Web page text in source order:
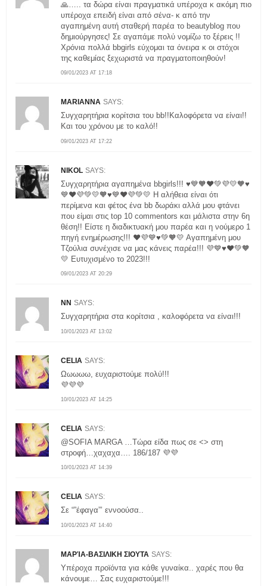
09/01/2023 AT 17:18
🙏….. τα δώρα είναι πραγματικά υπέροχα κ ακόμη πιο
υπέροχα επειδή είναι από σένα- κ από την
αγαπημένη αυτή σταθερή παρέα το beautyblog που
δημιούργησες! Σε αγαπάμε πολύ νομίζω το ξέρεις !!
Χρόνια πολλά bbgirls εύχομαι τα όνειρα κ οι στόχοι
της καθεμίας ξεχωριστά να πραγματοποιηθούν!
MARIANNA SAYS:
09/01/2023 AT 17:22
Συγχαρητήρια κορίτσια του bb!!Καλοφόρετα να είναι!!
Και του χρόνου με το καλό!!
NIKOL SAYS:
09/01/2023 AT 20:29
Συγχαρητήρια αγαπημένα bbgirls!!! ♥️💙🧡❤️💚💜💛🧡♥️
💙❤️💜💚💛🧡♥️💙❤️💜💚💛 Η αλήθεια είναι ότι
περίμενα και φέτος ένα bb δωράκι αλλά μου φτάνει
που είμαι στις top 10 commentors και μάλιστα στην 6η
θέση!! Είστε η διαδικτυακή μου παρέα και η νούμερο 1
πηγή ενημέρωσης!!! ❤️💜💙♥️💚🧡💛 Αγαπημένη μου
Τζούλια συνέχισε να μας κάνεις παρέα!!! 💜💙♥️❤️💚🧡
💛 Ευτυχισμένο το 2023!!!
NN SAYS:
10/01/2023 AT 13:02
Συγχαρητήρια στα κορίτσια , καλοφόρετα να είναι!!!
CELIA SAYS:
10/01/2023 AT 14:25
Ωωωωω, ευχαριστούμε πολύ!!!
💜💜💜
CELIA SAYS:
10/01/2023 AT 14:39
@SOFIA MARGA …Τώρα είδα πως σε <> στη
στροφή…χαχαχα…. 186/187 💜💜
CELIA SAYS:
10/01/2023 AT 14:40
Σε “”έφαγα”’ εννοούσα..
ΜΑΡΊΑ-ΒΑΣΙΛΙΚΗ ΣΙΟΥΤΑ SAYS:
Υπέροχα προϊόντα για κάθε γυναίκα.. χαρές που θα
κάνουμε… Σας ευχαριστούμε!!!